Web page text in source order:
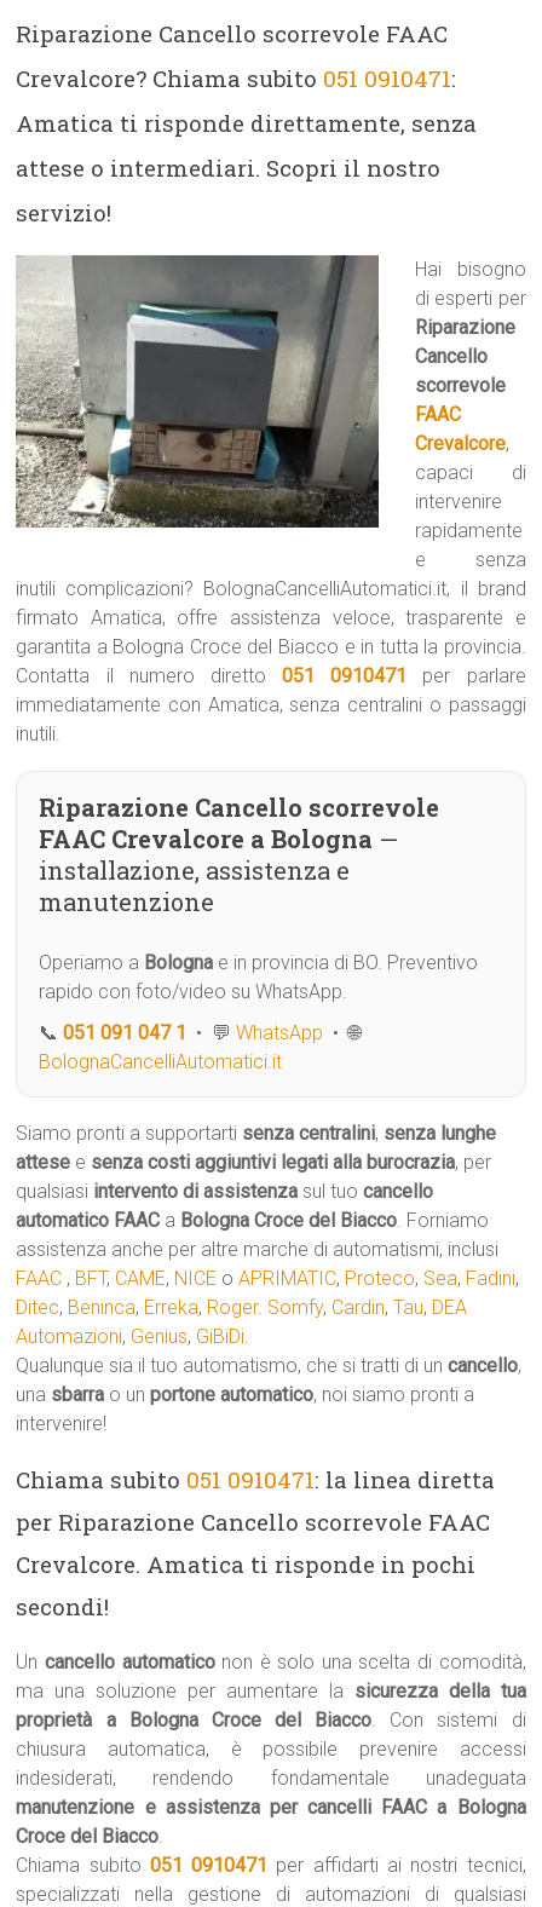
Riparazione Cancello scorrevole FAAC
Crevalcore? Chiama subito 051 0910471:
Amatica ti risponde direttamente, senza
attese o intermediari. Scopri il nostro
servizio!
Hai bisogno
di esperti per
Riparazione
Cancello
scorrevole
FAAC
Crevalcore,
capaci di
intervenire
rapidamente
e senza
inutili complicazioni? BolognaCancelliAutomatici.it, il brand
firmato Amatica, offre assistenza veloce, trasparente e
garantita a Bologna Croce del Biacco e in tutta la provincia.
Contatta il numero diretto051 0910471
per parlare
immediatamente con Amatica, senza centralini o passaggi
inutili.
Riparazione Cancello scorrevole
FAAC Crevalcore a Bologna —
installazione, assistenza e
manutenzione
Operiamo a Bologna e in provincia di BO. Preventivo
rapido con foto/video su WhatsApp.
📞051 091 047 1 • 💬WhatsApp • 🌐
BolognaCancelliAutomatici.it
Siamo pronti a supportarti senza centralini, senza lunghe
attese e senza costi aggiuntivi legati alla burocrazia, per
qualsiasi intervento di assistenza sul tuocancello
automatico FAAC a Bologna Croce del Biacco. Forniamo
assistenza anche per altre marche di automatismi, inclusi
FAAC , BFT, CAME, NICE oAPRIMATIC, Proteco, Sea, Fadini,
Ditec, Beninca, Erreka, Roger. Somfy, Cardin,Tau, DEA
Automazioni, Genius, GiBiDi.
Qualunque sia il tuo automatismo, che si tratti di uncancello,
una sbarra o unportone automatico, noi siamo pronti a
intervenire!
Chiama subito 051 0910471: la linea diretta
per Riparazione Cancello scorrevole FAAC
Crevalcore. Amatica ti risponde in pochi
secondi!
Uncancello automaticonon è solo una scelta di comodità,
ma una soluzione per aumentare la sicurezza della tua
proprietà a Bologna Croce del Biacco. Con sistemi di
chiusura automatica, è possibile prevenire accessi
indesiderati, rendendo fondamentale unadeguata
manutenzione e assistenza per cancelli FAAC a Bologna
Croce del Biacco.
Chiama subito 051 0910471 per affidarti ai nostri tecnici,
specializzati nella gestione di automazioni di qualsiasi